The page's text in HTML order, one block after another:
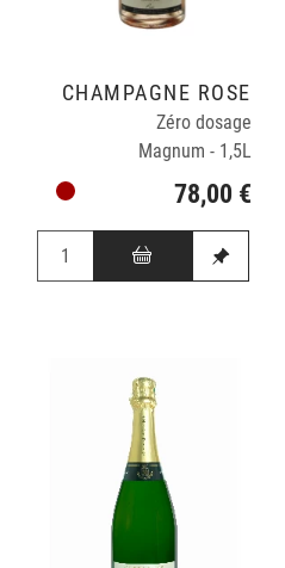
CHAMPAGNE ROSÉ
Zéro dosage
Magnum - 1,5L
78,00 €